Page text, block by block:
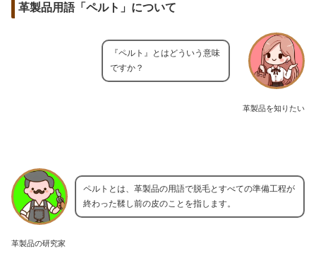
革製品用語「ペルト」について
革製品を知りたい
『ペルト』とはどういう意味
ですか？
革製品の研究家
ペルトとは、革製品の用語で脱毛とすべての準備工程が
終わった鞣し前の皮のことを指します。